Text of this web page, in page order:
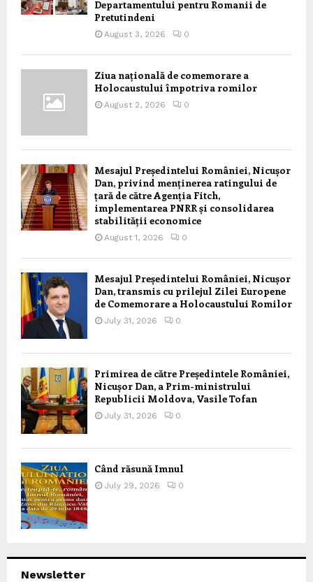
Departamentului pentru Romanii de
Pretutindeni
August 3, 2026 0
Ziua națională de comemorare a
Holocaustului împotriva romilor
August 2, 2026 0
Mesajul Președintelui României, Nicușor
Dan, privind menținerea ratingului de
țară de către Agenția Fitch,
implementarea PNRR și consolidarea
stabilității economice
August 1, 2026 0
Mesajul Președintelui României, Nicușor
Dan, transmis cu prilejul Zilei Europene
de Comemorare a Holocaustului Romilor
July 31, 2026 0
Primirea de către Președintele României,
Nicușor Dan, a Prim-ministrului
Republicii Moldova, Vasile Tofan
July 31, 2026 0
Când răsună Imnul
July 29, 2026 0
Newsletter